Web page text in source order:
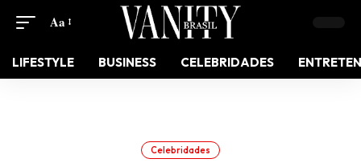
Aa
LIFESTYLE BUSINESS CELEBRIDADES
Celebridades